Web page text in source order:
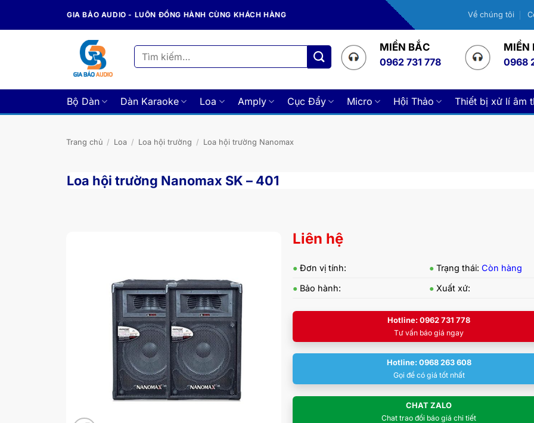
GIA BẢO AUDIO - LUÔN ĐỒNG HÀNH CÙNG KHÁCH HÀNG Về chúng tôi
Tìm
kiếm:
MIỀN BẮC
0962 731 778
MIỀN
0968
Bộ Dàn Dàn Karaoke Loa Amply Cục Đẩy Micro Hội Thảo Thiết bị xử lí âm
Trang chủ / Loa / Loa hội trường / Loa hội trường Nanomax
Loa hội trường Nanomax SK – 401
Liên hệ
●Đơn vị tính: ● Trạng thái: Còn hàng
● Bảo hành: ● Xuất xứ:
Hotline: 0962 731 778
Tư vấn báo giá ngay
Hotline: 0968 263 608
Gọi để có giá tốt nhất
CHAT ZALO
Chat trao đổi báo giá chi tiết